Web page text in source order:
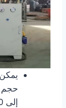
يمكن
إلى 1/10 من حجمها الأصلي.